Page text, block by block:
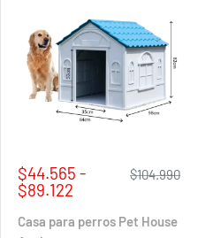
Precio
de
$44.565 -
$89.122
Precio
$104.990
Casa para perros Pet House